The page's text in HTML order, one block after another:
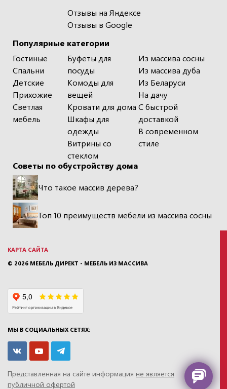
Популярные категории
Гостиные
Спальни
Детские
Прихожие
Светлая
мебель
Буфеты для
посуды
Комоды для
вещей
Кровати для дома
Шкафы для
одежды
Витрины со
стеклом
Из массива сосны
Из массива дуба
Из Беларуси
На дачу
С быстрой
доставкой
В современном
стиле
Отзывы на Яндексе
Отзывы в Google
Советы по обустройству дома
Что такое массив дерева?
Топ 10 преимуществ мебели из массива сосны
КАРТА САЙТА
© 2026 МЕБЕЛЬ ДИРЕКТ - МЕБЕЛЬ ИЗ МАССИВА
МЫ В СОЦИАЛЬНЫХ СЕТЯХ:
Представленная на сайте информация не является
публичной офертой